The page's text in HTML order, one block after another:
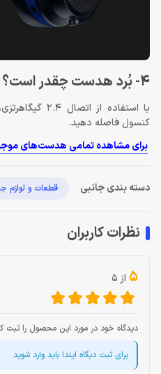
4- بُرد هدست چقدر است؟
کنسول فاصله دهید.
برای مشاهده تمامی هدست‌های
دسته بندی جانبی قطعات و لوازم
نظرات کاربران
5 از 5
دیدگاه خود در مورد این محصول را ثبت
برای ثبت دیگاه ایندا باید وارد شوید